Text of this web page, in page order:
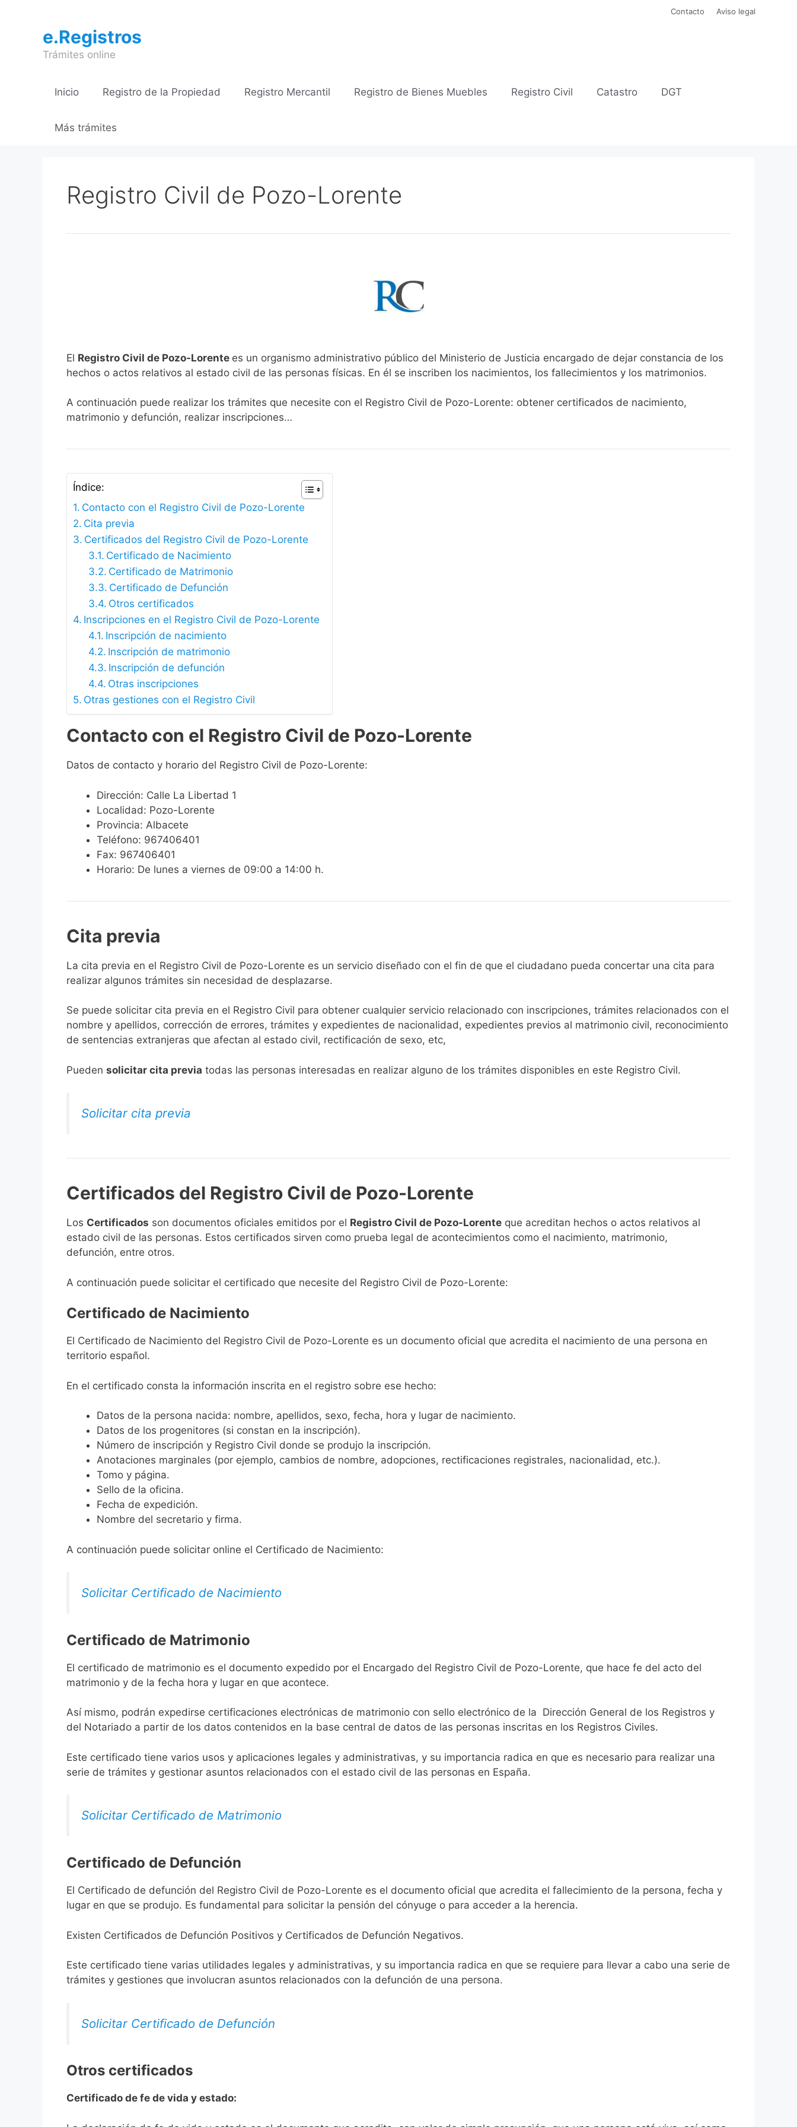
contenido
Contacto Aviso legal
e.Registros
Trámites online
Inicio Registro de la Propiedad Registro Mercantil Registro de Bienes Muebles Registro Civil Catastro DGT
Más trámites
Registro Civil de Pozo-Lorente
El Registro Civil de Pozo-Lorente es un organismo administrativo público del Ministerio de Justicia encargado de dejar constancia de los
hechos o actos relativos al estado civil de las personas físicas. En él se inscriben los nacimientos, los fallecimientos y los matrimonios.
A continuación puede realizar los trámites que necesite con el Registro Civil de Pozo-Lorente: obtener certificados de nacimiento,
matrimonio y defunción, realizar inscripciones…
Índice:
Contacto con el Registro Civil de Pozo-Lorente
Cita previa
Certificados del Registro Civil de Pozo-Lorente
Certificado de Nacimiento
Certificado de Matrimonio
Certificado de Defunción
Otros certificados
Inscripciones en el Registro Civil de Pozo-Lorente
Inscripción de nacimiento
Inscripción de matrimonio
Inscripción de defunción
Otras inscripciones
Otras gestiones con el Registro Civil
Contacto con el Registro Civil de Pozo-Lorente
Datos de contacto y horario del Registro Civil de Pozo-Lorente:
Dirección: Calle La Libertad 1
Localidad: Pozo-Lorente
Provincia: Albacete
Teléfono: 967406401
Fax: 967406401
Horario: De lunes a viernes de 09:00 a 14:00 h.
Cita previa
​​​​​​​​​​​​​​​​​​​​​​​​​​​​La cita previa en el Registro Civil de Pozo-Lorente es un servicio diseñado con el fin de que el ciudadano pueda concertar una cita para
realizar algunos trámites sin necesidad de desplazarse.​
Se puede solicitar cita previa en el Registro Civil para obtener cualquier servicio relacionado con inscripciones, trámites relacionados con el
nombre y apellidos, corrección de errores, trámites y expedientes de nacionalidad, expedientes previos al matrimonio civil, reconocimiento
de sentencias extranjeras que afectan al estado civil, rectificación de sexo, etc,
​Pueden solicitar cita previa todas las personas interesadas en realizar alguno de los trámites disponibles en este Registro Civil.​
Solicitar cita previa
Certificados del Registro Civil de Pozo-Lorente
Los Certificados son documentos oficiales emitidos por el Registro Civil de Pozo-Lorente que acreditan hechos o actos relativos al
estado civil de las personas. Estos certificados sirven como prueba legal de acontecimientos como el nacimiento, matrimonio,
defunción, entre otros.
A continuación puede solicitar el certificado que necesite del Registro Civil de Pozo-Lorente:
Certificado de Nacimiento
El Certificado de Nacimiento del Registro Civil de Pozo-Lorente es un documento oficial que acredita el nacimiento de una persona en
territorio español.
En el certificado consta la información inscrita en el registro sobre ese hecho:
Datos de la persona nacida: nombre, apellidos, sexo, fecha, hora y lugar de nacimiento.
Datos de los progenitores (si constan en la inscripción).
Número de inscripción y Registro Civil donde se produjo la inscripción.
Anotaciones marginales (por ejemplo, cambios de nombre, adopciones, rectificaciones registrales, nacionalidad, etc.).
Tomo y página.
Sello de la oficina.
Fecha de expedición.
Nombre del secretario y firma.
A continuación puede solicitar online el Certificado de Nacimiento:
Solicitar Certificado de Nacimiento
Certificado de Matrimonio
El certificado de matrimonio es el documento expedido por el Encargado del Registro Civil de Pozo-Lorente, que hace fe del acto del
matrimonio y de la fecha hora y lugar en que acontece.
Así mismo, podrán expedirse certificaciones electrónicas de matrimonio con sello electrónico de la Dirección General de los Registros y
del Notariado a partir de los datos contenidos en la base central de datos de las personas inscritas en los Registros Civiles.
Este certificado tiene varios usos y aplicaciones legales y administrativas, y su importancia radica en que es necesario para realizar una
serie de trámites y gestionar asuntos relacionados con el estado civil de las personas en España.
Solicitar Certificado de Matrimonio
Certificado de Defunción
El Certificado de defunción del Registro Civil de Pozo-Lorente es el documento oficial que acredita el fallecimiento de la persona, fecha y
lugar en que se produjo. Es fundamental para solicitar la pensión del cónyuge o para acceder a la herencia.
Existen Certificados de Defunción Positivos y Certificados de Defunción Negativos.
Este certificado tiene varias utilidades legales y administrativas, y su importancia radica en que se requiere para llevar a cabo una serie de
trámites y gestiones que involucran asuntos relacionados con la defunción de una persona.
Solicitar Certificado de Defunción
Otros certificados
Certificado de fe de vida y estado: